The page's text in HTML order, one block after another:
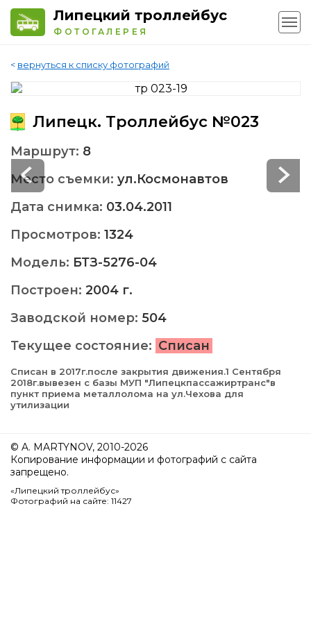
Липецкий троллейбус
ФОТОГАЛЕРЕЯ
< вернуться к списку фотографий
Липецк. Троллейбус №023
Маршрут: 8
Место съемки: ул.Космонавтов
Дата снимка: 03.04.2011
Просмотров: 1324
Модель: БТЗ-5276-04
Построен: 2004 г.
Заводской номер: 504
Текущее состояние: Списан
Списан в 2017г.после закрытия движения.1 Сентября
2018г.вывезен с базы МУП "Липецкпассажиртранс"в
пункт приема металлолома на ул.Чехова для
утилизации
© A. MARTYNOV, 2010-2026
Копирование информации и фотографий с сайта
запрещено.
«Липецкий троллейбус»
Фотографий на сайте: 11427